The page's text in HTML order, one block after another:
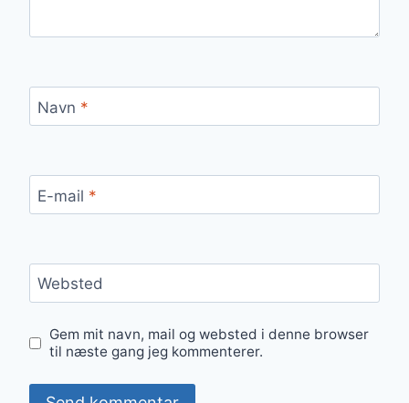
Navn *
E-mail *
Websted
Gem mit navn, mail og websted i denne browser
til næste gang jeg kommenterer.